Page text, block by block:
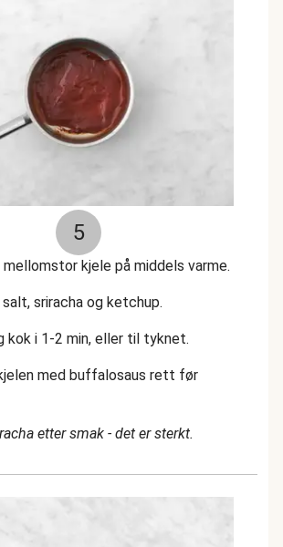
5
kjele på middels varme.
sriracha og ketchup.
kok i 1-2 min, eller til tyknet.
med buffalosaus rett før
etter smak - det er sterkt.